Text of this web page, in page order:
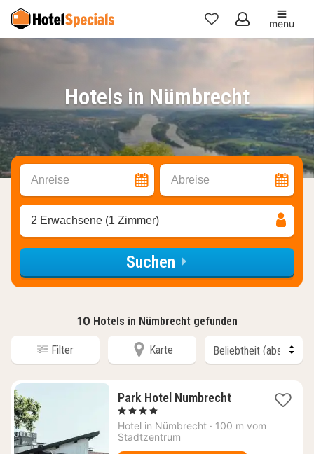
Meine
menu
Hotels in Nümbrecht
Anreise Abreise
2 Erwachsene (1 Zimmer)
Suchen
10 Hotels in Nümbrecht gefunden
Filter Karte
Park Hotel Numbrecht1
ab
, 4 Sterne
Hotel in Nümbrecht · 100 m vom
Stadtzentrum